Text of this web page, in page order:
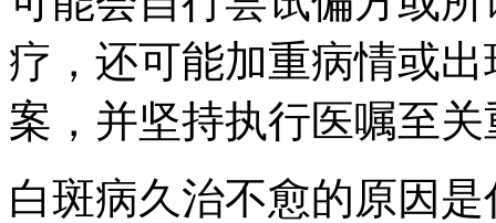
疗，还可能加重病情或
案，并坚持执行医嘱至关
白斑病久治不愈的原因